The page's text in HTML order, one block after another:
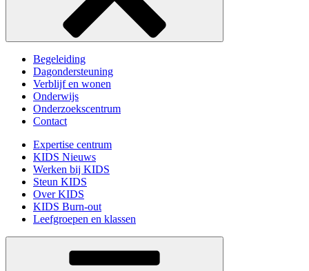
Begeleiding
Dagondersteuning
Verblijf en wonen
Onderwijs
Onderzoekscentrum
Contact
Expertise centrum
KIDS Nieuws
Werken bij KIDS
Steun KIDS
Over KIDS
KIDS Burn-out
Leefgroepen en klassen